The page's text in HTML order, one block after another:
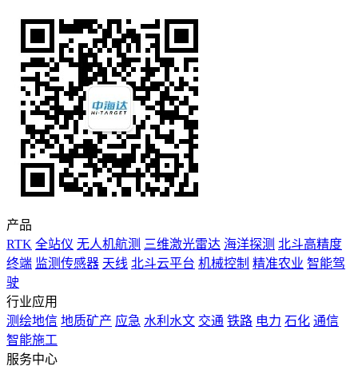
产品
RTK 全站仪 无人机航测 三维激光雷达 海洋探测 北斗高精度
终端 监测传感器 天线 北斗云平台 机械控制 精准农业 智能驾
驶
行业应用
测绘地信 地质矿产 应急 水利水文 交通 铁路 电力 石化 通信
智能施工
服务中心